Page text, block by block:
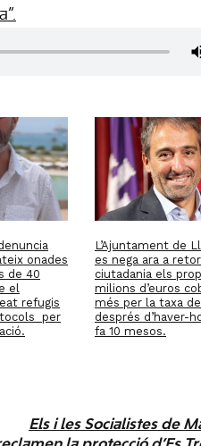
onades
de 40
el
refugis
per
L’Ajuntament de
es nega ara a
ciutadania els
milions d’euros
més per la taxa
després d’haver-
fa 10 mesos.
Els i les Socialistes de